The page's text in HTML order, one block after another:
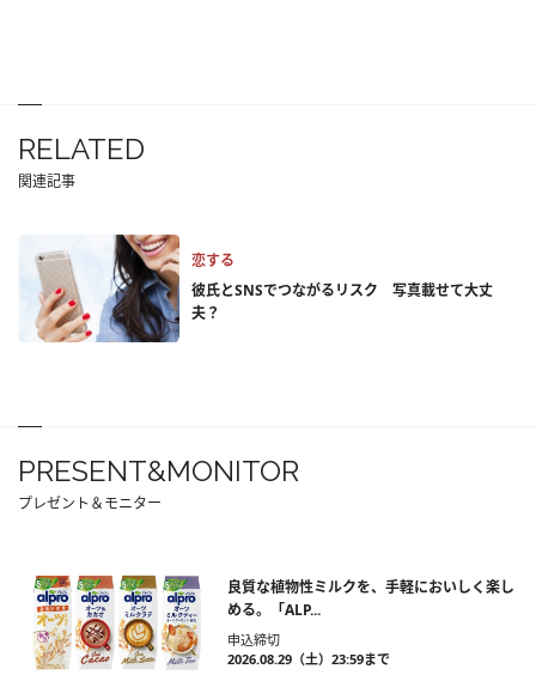
RELATED
関連記事
恋する
彼氏とSNSでつながるリスク 写真載せて大丈
夫？
PRESENT&MONITOR
プレゼント＆モニター
良質な植物性ミルクを、手軽においしく楽し
める。「ALP...
申込締切
2026.08.29（土）23:59まで